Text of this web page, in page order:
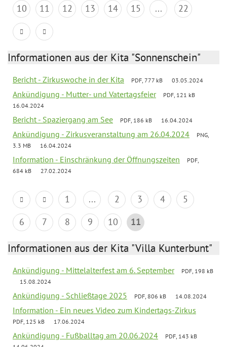
10
11 12 13 14 15 ... 22
Informationen aus der Kita "Sonnenschein"
Bericht - Zirkuswoche in der Kita PDF, 777 kB 03.05.2024
Ankündigung - Mutter- und Vatertagsfeier
PDF, 121 kB
16.04.2024
Bericht - Spaziergang am See PDF, 186 kB 16.04.2024
Ankündigung - Zirkusveranstaltung am 26.04.2024
PNG,
3.3 MB
16.04.2024
Information - Einschränkung der Öffnungszeiten
PDF,
684 kB
27.02.2024
1 ... 2 3 4
5
6
7 8 9 10 11
Informationen aus der Kita "Villa Kunterbunt"
Ankündigung - Mittelalterfest am 6. September
PDF, 198 kB
15.08.2024
Ankündigung - Schließtage 2025 PDF, 806 kB 14.08.2024
Information - Ein neues Video zum Kindertags-Zirkus
PDF, 125 kB 17.06.2024
Ankündigung - Fußballtag am 20.06.2024
PDF, 143 kB